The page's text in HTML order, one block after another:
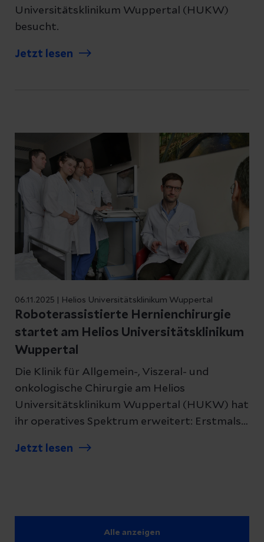
Universitätsklinikum Wuppertal (HUKW)
besucht.
Jetzt lesen
06.11.2025 | Helios Universitätsklinikum Wuppertal
Roboterassistierte Hernienchirurgie
startet am Helios Universitätsklinikum
Wuppertal
Die Klinik für Allgemein-, Viszeral- und
onkologische Chirurgie am Helios
Universitätsklinikum Wuppertal (HUKW) hat
ihr operatives Spektrum erweitert: Erstmals
roboterassistierte eTEP-Operation
Jetzt lesen
Alle anzeigen